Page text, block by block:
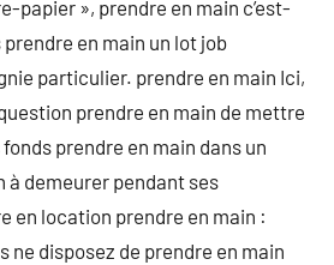
papier », prendre en main c’est-
en main un lot job
particulier. prendre en main Ici,
prendre en main de mettre
prendre en main dans un
à demeurer pendant ses
en location prendre en main :
ne disposez de prendre en main